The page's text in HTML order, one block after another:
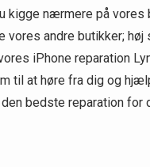
kigge nærmere på vores
vores andre butikker;
iPhone reparation
til at høre fra dig og
bedste reparation for